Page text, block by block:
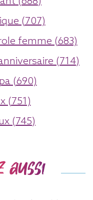
(707)
femme (683)
(714)
(690)
(751)
(745)
aussi